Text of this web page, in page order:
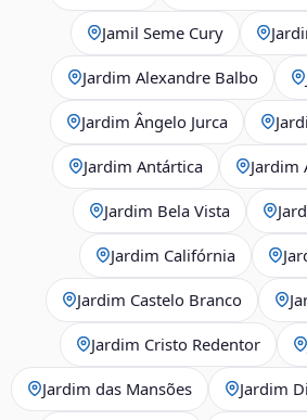
Jamil Seme Cury
Jardim Alexandre Balbo
Jardim Ângelo Jurca
Jardim Antártica Jardim
Jardim Bela Vista
Jardim Califórnia
Jardim Castelo Branco
Jardim Cristo Redentor
Jardim das Mansões Jardim